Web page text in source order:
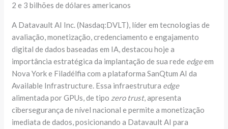
2 e 3 bilhões de dólares americanos
A Datavault AI Inc. (Nasdaq:DVLT), líder em tecnologias de
avaliação, monetização, credenciamento e engajamento
digital de dados baseadas em IA, destacou hoje a
importância estratégica da implantação de sua rede edgeem
Nova York e Filadélfia com a plataforma SanQtum AI da
Available Infrastructure. Essa infraestrutura edge
alimentada por GPUs, de tipo zero trust, apresenta
cibersegurança de nível nacional e permite a monetização
imediata de dados, posicionando a Datavault AI para